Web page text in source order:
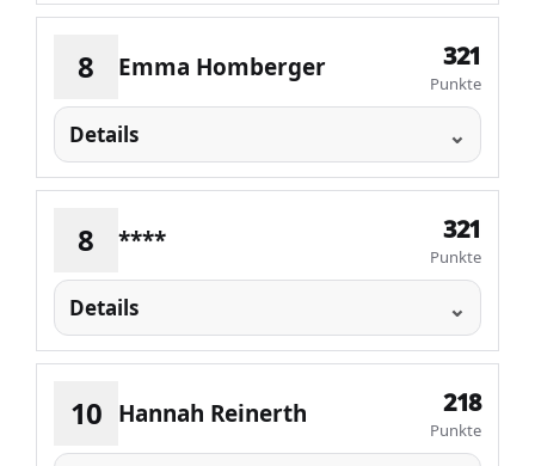
8 Emma Homberger 321
Punkte
Details
8 **** 321
Punkte
Details
10 Hannah Reinerth 218
Punkte